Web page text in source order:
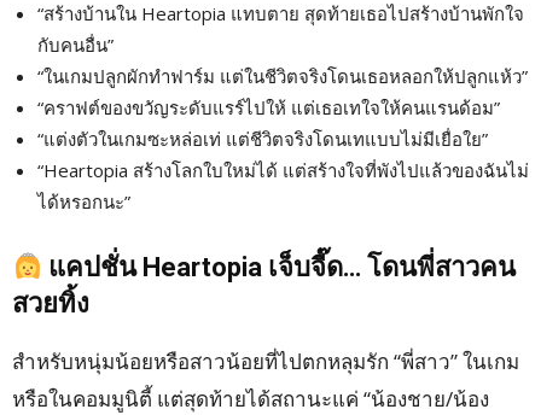
“สร้างบ้านใน Heartopia แทบตาย สุดท้ายเธอไปสร้างบ้านพักใจ
กับคนอื่น”
“ในเกมปลูกผักทำฟาร์ม แต่ในชีวิตจริงโดนเธอหลอกให้ปลูกแห้ว”
“คราฟต์ของขวัญระดับแรร์ไปให้ แต่เธอเทใจให้คนแรนด้อม”
“แต่งตัวในเกมซะหล่อเท่ แต่ชีวิตจริงโดนเทแบบไม่มีเยื่อใย”
“Heartopia สร้างโลกใบใหม่ได้ แต่สร้างใจที่พังไปแล้วของฉันไม่
ได้หรอกนะ”
แคปชั่น Heartopia เจ็บจี๊ด… โดนพี่สาวคน
สวยทิ้ง
สำหรับหนุ่มน้อยหรือสาวน้อยที่ไปตกหลุมรัก “พี่สาว” ในเกม
หรือในคอมมูนิตี้ แต่สุดท้ายได้สถานะแค่ “น้องชาย/น้อง